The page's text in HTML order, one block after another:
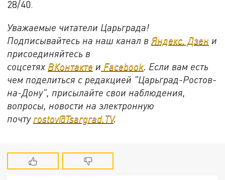
28/40.
Уважаемые читатели Царьграда!
Подписывайтесь на наш канал вЯндекс. Дзен и
присоединяйтесь в
соцсетях ВКонтакте и Facebook. Если вам есть
чем поделиться с редакцией "Царьград-Ростов-
на-Дону", присылайте свои наблюдения,
вопросы, новости на электронную
почту rostov@Tsargrad.ТV.